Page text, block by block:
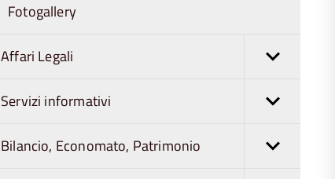
Fotogallery
Affari Legali
Servizi informativi
Bilancio, Economato, Patrimonio